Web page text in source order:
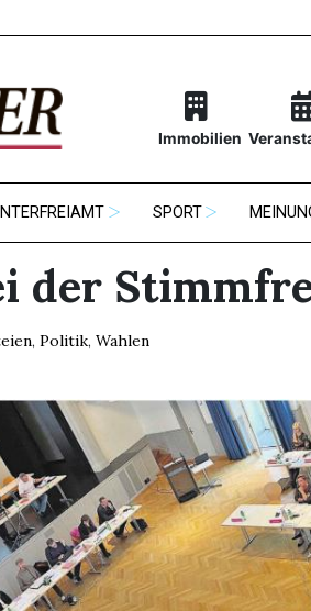
Immobilien
SPORT
der
, Politik, Wahlen